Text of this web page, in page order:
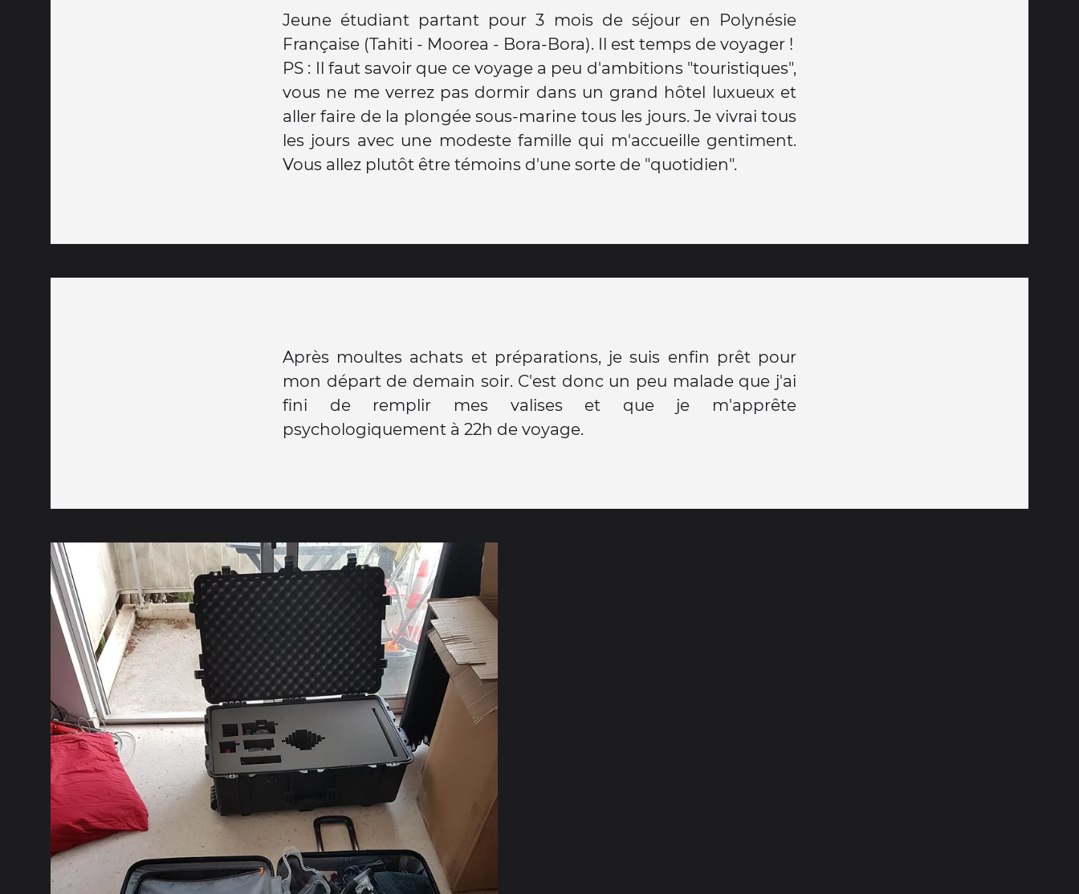
Jeune étudiant partant pour 3 mois de séjour en Polynésie
Française (Tahiti - Moorea - Bora-Bora). Il est temps de voyager !
PS : Il faut savoir que ce voyage a peu d'ambitions "touristiques",
vous ne me verrez pas dormir dans un grand hôtel luxueux et
aller faire de la plongée sous-marine tous les jours. Je vivrai tous
les jours avec une modeste famille qui m'accueille gentiment.
Vous allez plutôt être témoins d'une sorte de "quotidien".
Après moultes achats et préparations, je suis enfin prêt pour
mon départ de demain soir. C'est donc un peu malade que j'ai
fini de remplir mes valises et que je m'apprête
psychologiquement à 22h de voyage.